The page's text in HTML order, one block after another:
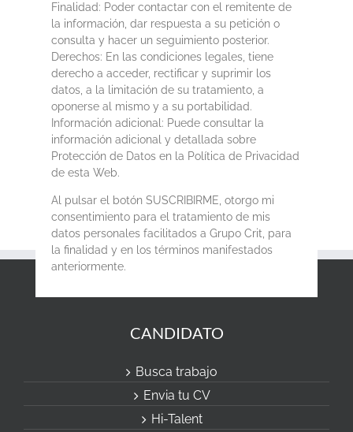
Finalidad: Poder contactar con el remitente de
la información, dar respuesta a su petición o
consulta y hacer un seguimiento posterior.
Derechos: En las condiciones legales, tiene
derecho a acceder, rectificar y suprimir los
datos, a la limitación de su tratamiento, a
oponerse al mismo y a su portabilidad.
Información adicional: Puede consultar la
información adicional y detallada sobre
Protección de Datos en la Política de Privacidad
de esta Web.
Al pulsar el botón SUSCRIBIRME, otorgo mi
consentimiento para el tratamiento de mis
datos personales facilitados a Grupo Crit, para
la finalidad y en los términos manifestados
anteriormente.
CANDIDATO
Busca trabajo
Envia tu CV
Hi-Talent